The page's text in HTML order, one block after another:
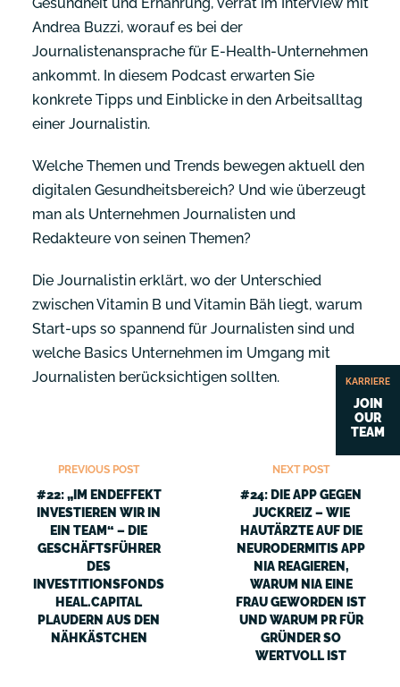
Andrea Buzzi, worauf es bei der
Journalistenansprache für E-Health-Unternehmen
ankommt. In diesem Podcast erwarten Sie
konkrete Tipps und Einblicke in den Arbeitsalltag
einer Journalistin.
Welche Themen und Trends bewegen aktuell den
digitalen Gesundheitsbereich? Und wie überzeugt
man als Unternehmen Journalisten und
Redakteure von seinen Themen?
Die Journalistin erklärt, wo der Unterschied
zwischen Vitamin B und Vitamin Bäh liegt, warum
Start-ups so spannend für Journalisten sind und
welche Basics Unternehmen im Umgang mit
Journalisten berücksichtigen sollten.
PREVIOUS POST
#22: „IM ENDEFFEKT
INVESTIEREN WIR IN
EIN TEAM“ – DIE
GESCHÄFTSFÜHRER
DES
INVESTITIONSFONDS
HEAL.CAPITAL
PLAUDERN AUS DEN
NÄHKÄSTCHEN
NEXT POST
#24: DIE APP GEGEN
JUCKREIZ – WIE
HAUTÄRZTE AUF DIE
NEURODERMITIS APP
NIA REAGIEREN,
WARUM NIA EINE
FRAU GEWORDEN IST
UND WARUM PR FÜR
GRÜNDER SO
WERTVOLL IST
KARRIERE
JOIN
OUR
TEAM